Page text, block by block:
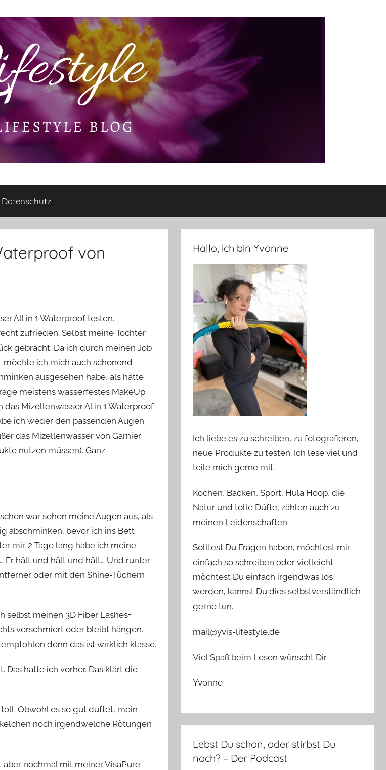
Datenschutz
von
All in 1 Waterproof testen.
zufrieden. Selbst meine Tochter
gebracht. Da ich durch meinen Job
möchte ich mich auch schonend
ausgesehen habe, als hätte
meistens wasserfestes MakeUp
Mizellenwasser Al in 1 Waterproof
ich weder den passenden Augen
das Mizellenwasser von Garnier
nutzen müssen). Ganz
war sehen meine Augen aus, als
abschminken, bevor ich ins Bett
mir. 2 Tage lang habe ich meine
Er hält und hält und hält… Und runter
oder mit den Shine-Tüchern
selbst meinen 3D Fiber Lashes+
verschmiert oder bleibt hängen.
denn das ist wirklich klasse.
Das hatte ich vorher. Das klärt die
Obwohl es so gut duftet, mein
noch irgendwelche Rötungen
nochmal mit meiner VisaPure
Hallo, ich bin Yvonne
Ich liebe es zu schreiben, zu fotografieren,
neue Produkte zu testen. Ich lese viel und
teile mich gerne mit.
Kochen, Backen, Sport, Hula Hoop, die
Natur und tolle Düfte, zählen auch zu
meinen Leidenschaften.
Solltest Du Fragen haben, möchtest mir
einfach so schreiben oder vielleicht
möchtest Du einfach irgendwas los
werden, kannst Du dies selbstverständlich
gerne tun.
mail@yvis-lifestyle.de
Viel Spaß beim Lesen wünscht Dir
Yvonne
Lebst Du schon, oder stirbst Du
noch? – Der Podcast